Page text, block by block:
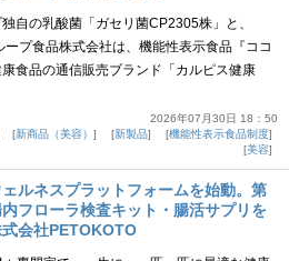
自の乳酸菌「ガセリ菌CP2305株」と、
ープ食品株式会社は、機能性表示食品『ココ
食品の通信販売ブランド「カルピス健康
2026年07月30日 18：50
新商品（美容） 新製品
機能性表示食品制度
美容
ルネスプラットフォームを始動。第
フローラ検査キット・腸活サプリを
会社PETOKOTO